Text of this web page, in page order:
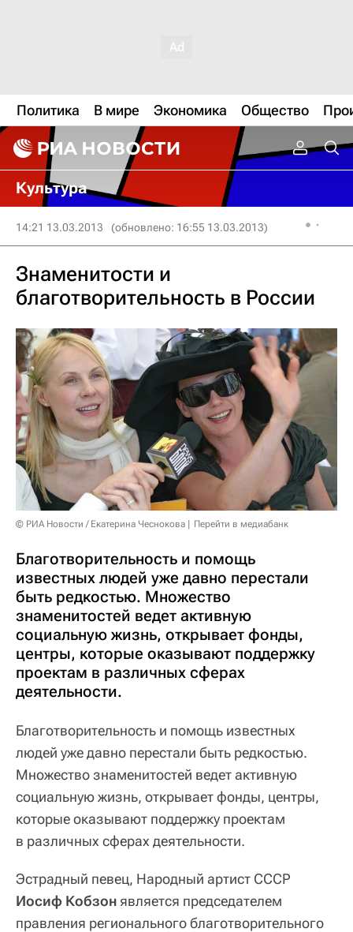
Политика В мире Экономика Общество
Культура
14:21 13.03.2013 (обновлено: 16:55 13.03.2013)
Знаменитости и
благотворительность в России
© РИА Новости / Екатерина Чеснокова Перейти в медиабанк
Благотворительность и помощь
известных людей уже давно перестали
быть редкостью. Множество
знаменитостей ведет активную
социальную жизнь, открывает фонды,
центры, которые оказывают поддержку
проектам в различных сферах
деятельности.
Благотворительность и помощь известных
людей уже давно перестали быть редкостью.
Множество знаменитостей ведет активную
социальную жизнь, открывает фонды, центры,
которые оказывают поддержку проектам
в различных сферах деятельности.
Эстрадный певец, Народный артист СССР
Иосиф Кобзон является председателем
правления регионального благотворительного